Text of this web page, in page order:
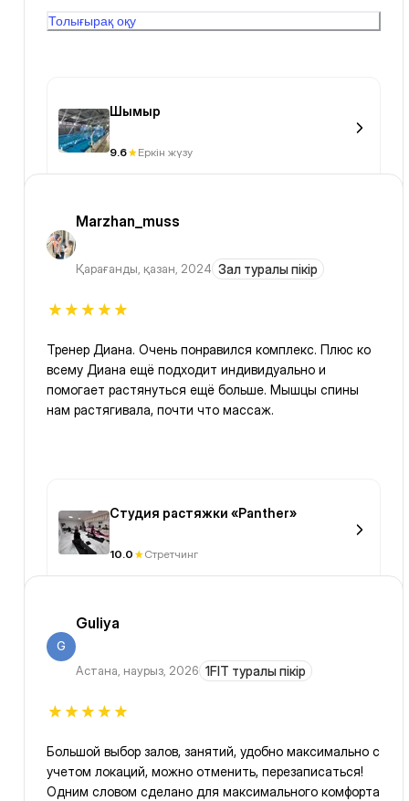
общественном месте, к тому же я похудела на 51кг и
Толығырақ оқу
Шымыр
9.6 Еркін жүзу
Marzhan_muss
Қарағанды, қазан, 2024 Зал туралы пікір
Тренер Диана. Очень понравился комплекс. Плюс ко
всему Диана ещё подходит индивидуально и
помогает растянуться ещё больше. Мышцы спины
нам растягивала, почти что массаж.
Студия растяжки «Panther»
10.0 Стретчинг
G
Guliya
Астана, наурыз, 2026 1FIT туралы пікір
Большой выбор залов, занятий, удобно максимально с
учетом локаций, можно отменить, перезаписаться!
Одним словом сделано для максимального комфорта